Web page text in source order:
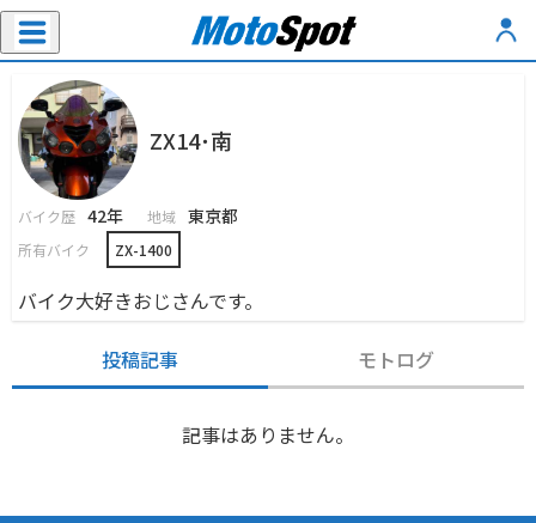
ZX14･南
バイク歴 42年 地域 東京都
所有バイク ZX-1400
バイク大好きおじさんです。
投稿記事 モトログ
記事はありません。